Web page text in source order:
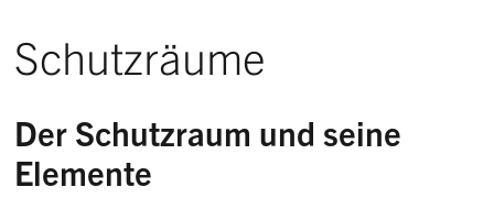
Schutzräume
Der Schutzraum und seine
Elemente